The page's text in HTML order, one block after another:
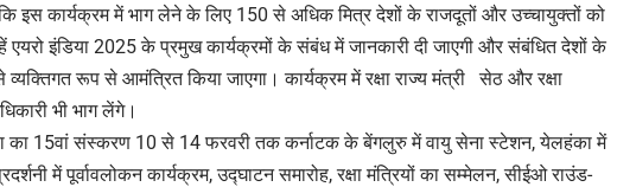
कि इस कार्यक्रम में भाग लेने के लिए 150 से अधिक मित्र देशों के राजदूतों और उच्चायुक्तों को
इंडिया 2025 के प्रमुख कार्यक्रमों के संबंध में जानकारी दी जाएगी और संबंधित देशों के
व्यक्तिगत रूप से आमंत्रित किया जाएगा। कार्यक्रम में रक्षा राज्य मंत्री सेठ और रक्षा
भी भाग लेंगे।
का 15वां संस्करण 10 से 14 फरवरी तक कर्नाटक के बेंगलुरु में वायु सेना स्टेशन, येलहंका में
में पूर्वावलोकन कार्यक्रम, उद्घाटन समारोह, रक्षा मंत्रियों का सम्मेलन, सीईओ राउंड-